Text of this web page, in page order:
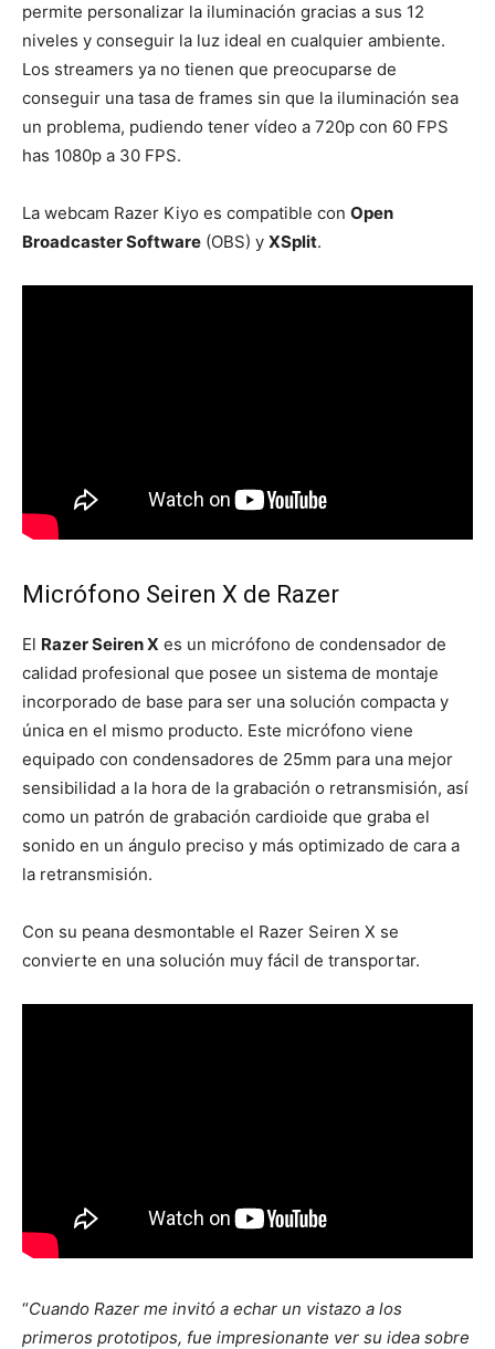
permite personalizar la iluminación gracias a sus 12
niveles y conseguir la luz ideal en cualquier ambiente.
Los streamers ya no tienen que preocuparse de
conseguir una tasa de frames sin que la iluminación sea
un problema, pudiendo tener vídeo a 720p con 60 FPS
has 1080p a 30 FPS.
La webcam Razer Kiyo es compatible con Open
Broadcaster Software (OBS) y XSplit.
Micrófono Seiren X de Razer
El Razer Seiren X es un micrófono de condensador de
calidad profesional que posee un sistema de montaje
incorporado de base para ser una solución compacta y
única en el mismo producto. Este micrófono viene
equipado con condensadores de 25mm para una mejor
sensibilidad a la hora de la grabación o retransmisión, así
como un patrón de grabación cardioide que graba el
sonido en un ángulo preciso y más optimizado de cara a
la retransmisión.
Con su peana desmontable el Razer Seiren X se
convierte en una solución muy fácil de transportar.
“Cuando Razer me invitó a echar un vistazo a los
primeros prototipos, fue impresionante ver su idea sobre